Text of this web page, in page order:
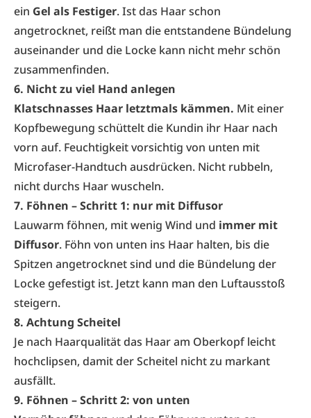
ein Gel als Festiger. Ist das Haar schon
angetrocknet, reißt man die entstandene Bündelung
auseinander und die Locke kann nicht mehr schön
zusammenfinden.
6. Nicht zu viel Hand anlegen
Klatschnasses Haar letztmals kämmen. Mit einer
Kopfbewegung schüttelt die Kundin ihr Haar nach
vorn auf. Feuchtigkeit vorsichtig von unten mit
Microfaser-Handtuch ausdrücken. Nicht rubbeln,
nicht durchs Haar wuscheln.
7. Föhnen – Schritt 1: nur mit Diffusor
Lauwarm föhnen, mit wenig Wind und immer mit
Diffusor. Föhn von unten ins Haar halten, bis die
Spitzen angetrocknet sind und die Bündelung der
Locke gefestigt ist. Jetzt kann man den Luftausstoß
steigern.
8. Achtung Scheitel
Je nach Haarqualität das Haar am Oberkopf leicht
hochclipsen, damit der Scheitel nicht zu markant
ausfällt.
9. Föhnen – Schritt 2: von unten